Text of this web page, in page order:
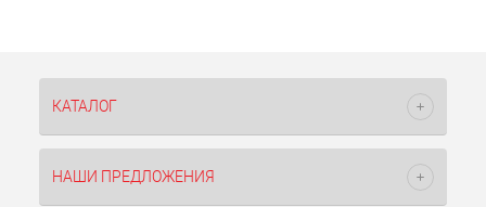
КАТАЛОГ
НАШИ ПРЕДЛОЖЕНИЯ